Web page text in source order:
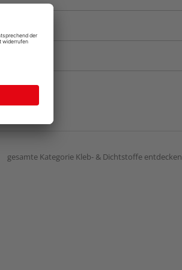
gesamte Kategorie Kleb- & Dichtstoffe entdecken